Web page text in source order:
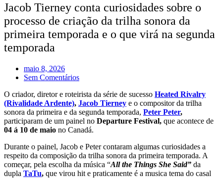
Jacob Tierney conta curiosidades sobre o
processo de criação da trilha sonora da
primeira temporada e o que virá na segunda
temporada
maio 8, 2026
Sem Comentários
O criador, diretor e roteirista da série de sucesso Heated Rivalry
(Rivalidade Ardente), Jacob Tierney e o compositor da trilha
sonora da primeira e da segunda temporada, Peter Peter,
participaram de um painel no Departure Festival, que acontece de
04 á 10 de maio no Canadá.
Durante o painel, Jacob e Peter contaram algumas curiosidades a
respeito da composição da trilha sonora da primeira temporada. A
começar, pela escolha da música “All the Things She Said” da
dupla TaTu, que virou hit e praticamente é a musica tema do casal